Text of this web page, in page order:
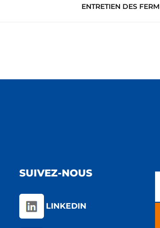
ENTRETIEN DES
SUIVEZ-NOUS
LINKEDIN